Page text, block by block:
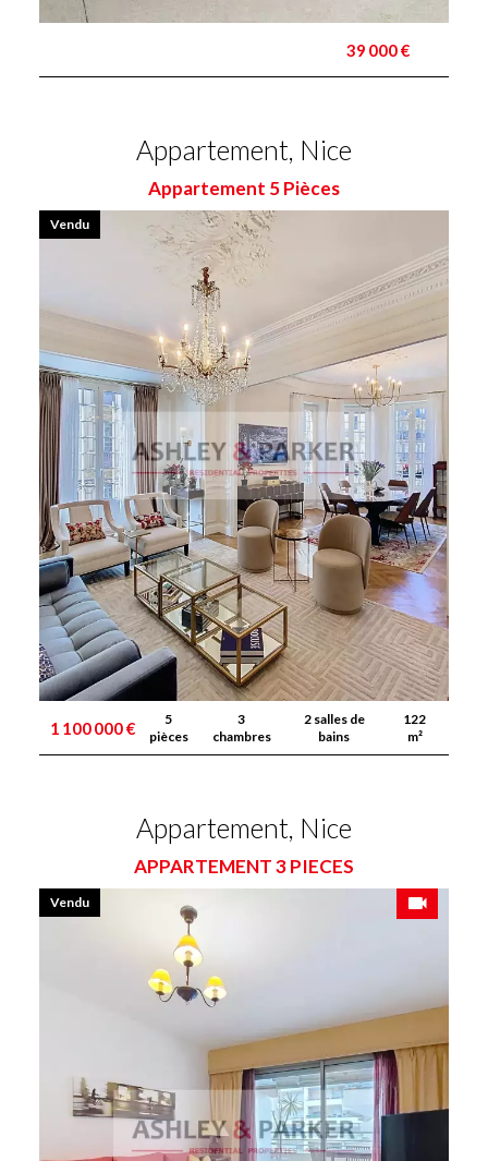
39 000 €
Appartement, Nice
Appartement 5 Pièces
1 100 000 €
5
pièces
3
chambres
2 salles de
bains
122
m²
Vendu
Appartement, Nice
APPARTEMENT 3 PIECES
Vendu